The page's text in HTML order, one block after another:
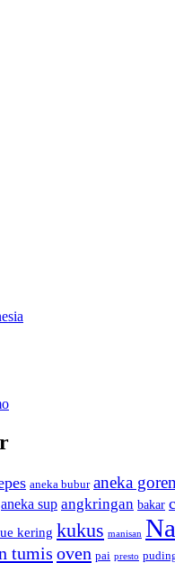
aneka bubur aneka
aneka sup angkringan bakar
kering kukus manisan
tumis oven pai presto